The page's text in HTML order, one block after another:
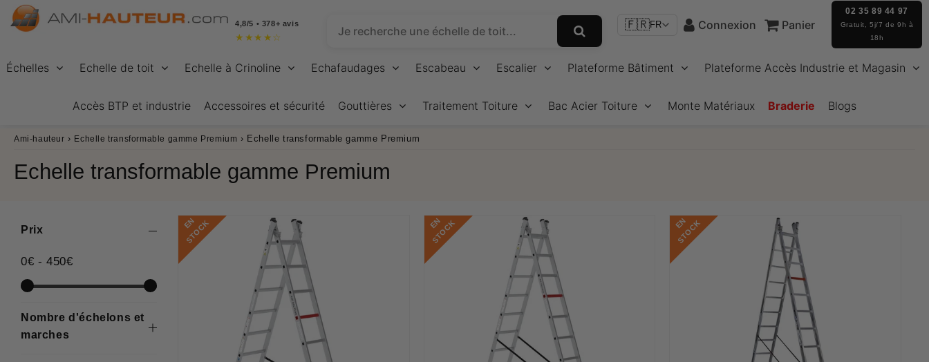
4,8/5 • 378+ avis
★ ★ ★ ★ ☆
🇫🇷FR Connexion Panier
02 35 89 44 97
Gratuit, 5j/7 de 9h à
18h
Échelles Echelle de toit Echelle à Crinoline Echafaudages Escabeau Escalier Plateforme Bâtiment Plateforme Accès Industrie et Magasin
Accès BTP et industrie Accessoires et sécurité Gouttières Traitement Toiture Bac Acier Toiture Monte Matériaux Braderie Blogs
Ami-hauteur › Echelle transformable gamme Premium › Echelle transformable gamme Premium
Echelle transformable gamme Premium
Prix
0€ - 450€
Nombre d'échelons et
marches
E
N
S
T
O
C
K E
N
S
T
O
C
K E
N
S
T
O
C
K